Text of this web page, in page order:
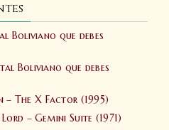
Boliviano que debes
Boliviano que debes
– The X Factor (1995)
Lord – Gemini Suite (1971)